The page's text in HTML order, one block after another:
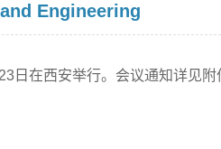
Engineering
日在西安举行。会议通知详见